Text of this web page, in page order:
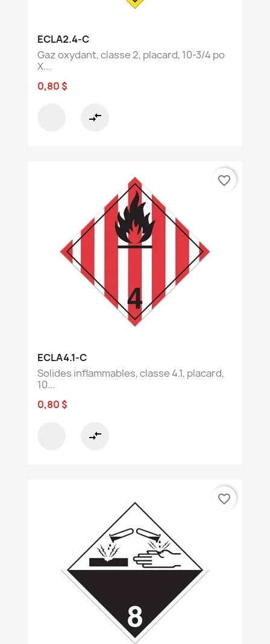
ECLA2.4-C
Gaz oxydant, classe 2, placard, 10-3/4 po
X...
0,80 $
compare_arrows
ECLA4.1-C
Solides inflammables, classe 4.1, placard,
10...
0,80 $
compare_arrows
favorite_border
favorite_border